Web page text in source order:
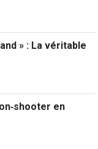
» : La véritable
en